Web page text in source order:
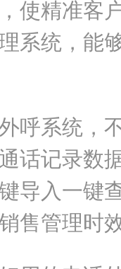
使精准客
系统，能
呼系统，
话记录数
导入一键
售管理时